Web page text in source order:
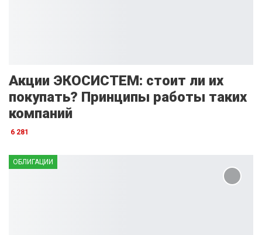
Акции ЭКОСИСТЕМ: стоит ли их
покупать? Принципы работы таких
компаний
6 281
ОБЛИГАЦИИ